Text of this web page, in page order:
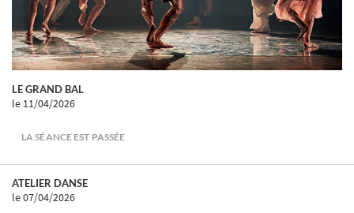
LE GRAND BAL
le 11/04/2026
LA SÉANCE EST PASSÉE
ATELIER DANSE
le 07/04/2026